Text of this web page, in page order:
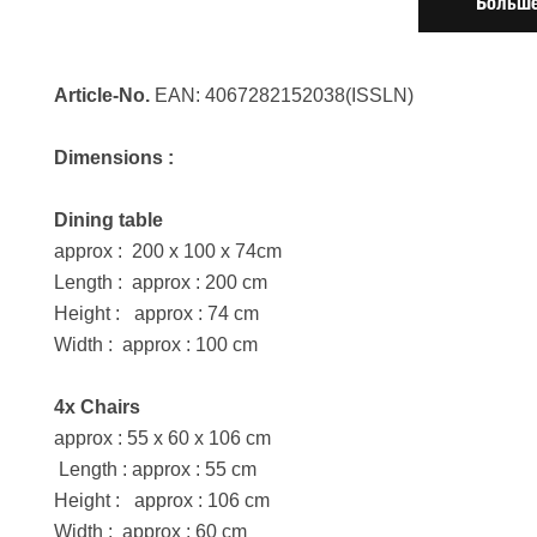
Article-No.EAN: 4067282152038(ISSLN)
Dimensions :
Dining table
approx : 200 x 100 x 74cm
Length : approx : 200 cm
Height : approx : 74 cm
Width : approx : 100 cm
4x Chairs
approx : 55 x 60 x 106 cm
Length : approx : 55 cm
Height : approx : 106 cm
Width : approx : 60 cm